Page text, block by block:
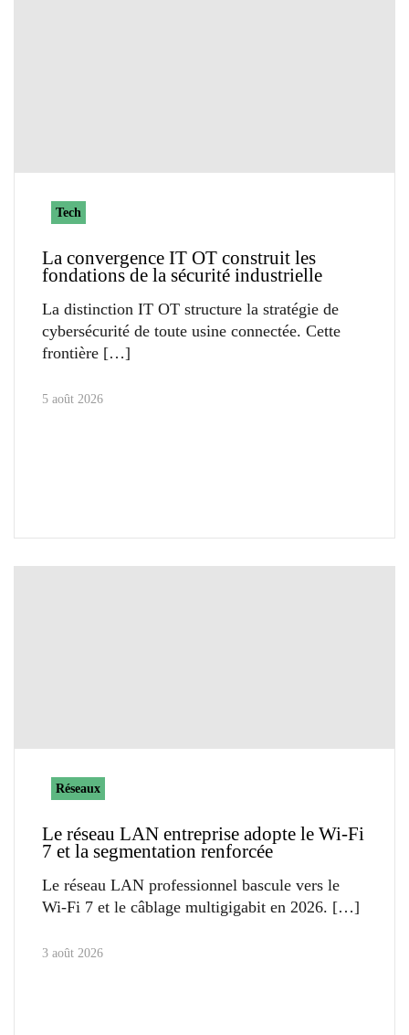
Tech
La convergence IT OT construit les
fondations de la sécurité industrielle
La distinction IT OT structure la stratégie de
cybersécurité de toute usine connectée. Cette
frontière
5 août 2026
Réseaux
Le réseau LAN entreprise adopte le Wi-Fi
7 et la segmentation renforcée
Le réseau LAN professionnel bascule vers le
Wi-Fi 7 et le câblage multigigabit en 2026.
3 août 2026